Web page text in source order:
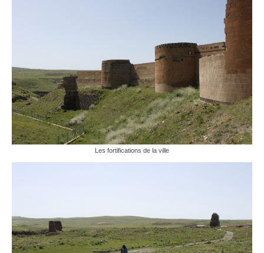
Les fortifications de la ville